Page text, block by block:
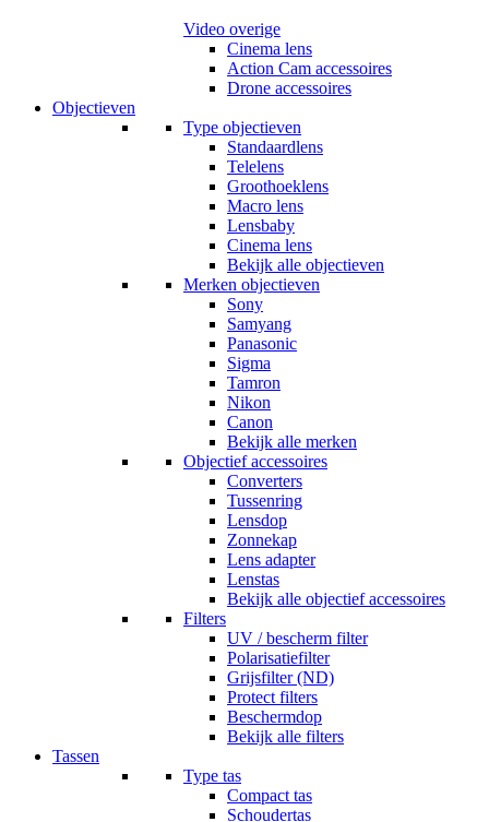
Video overige
Cinema lens
Action Cam accessoires
Drone accessoires
Objectieven
Type objectieven
Standaardlens
Telelens
Groothoeklens
Macro lens
Lensbaby
Cinema lens
Bekijk alle objectieven
Merken objectieven
Sony
Samyang
Panasonic
Sigma
Tamron
Nikon
Canon
Bekijk alle merken
Objectief accessoires
Converters
Tussenring
Lensdop
Zonnekap
Lens adapter
Lenstas
Bekijk alle objectief accessoires
Filters
UV / bescherm filter
Polarisatiefilter
Grijsfilter (ND)
Protect filters
Beschermdop
Bekijk alle filters
Tassen
Type tas
Compact tas
Schoudertas